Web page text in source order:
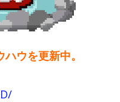
ウを更新中。